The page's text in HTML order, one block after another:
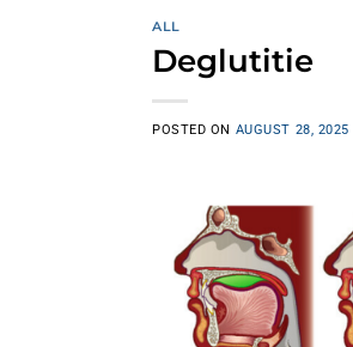
ALL
Deglutitie
POSTED ON AUGUST 28, 2025